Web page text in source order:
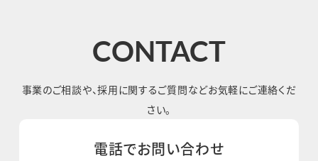
CONTACT
事業のご相談や、採用に関するご質問などお気軽にご連絡くだ
さい。
電話でお問い合わせ